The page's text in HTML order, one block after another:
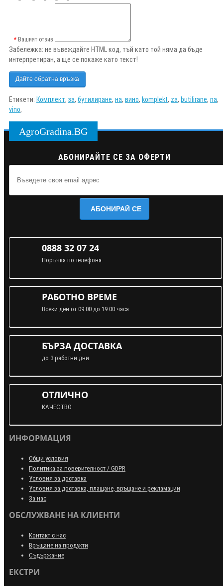
Вашият отзив
Забележка: не въвеждайте HTML код, тъй като той няма да бъде
интерпретиран, а ще се покаже като текст!
Дайте обратна връзка
Етикети: Комплект, за, бутилиране, на, вино, komplekt, za, butilirane, na,
vino,
AgroGradina.BG
АБОНИРАЙТЕ СЕ ЗА ОФЕРТИ
АБОНИРАЙ СЕ
0888 32 07 24
Поръчка по телефона
РАБОТНО ВРЕМЕ
Всеки ден от 09:00 до 19:00 часа
БЪРЗА ДОСТАВКА
до 3 работни дни
ОТЛИЧНО
КАЧЕСТВО
ИНФОРМАЦИЯ
Общи условия
Политика за поверителност / GDPR
Условия за доставка
Условия за доставка, плащане, връщане и рекламации
За нас
ОБСЛУЖВАНЕ НА КЛИЕНТИ
Контакт с нас
Връщане на продукти
Съдържание
ЕКСТРИ